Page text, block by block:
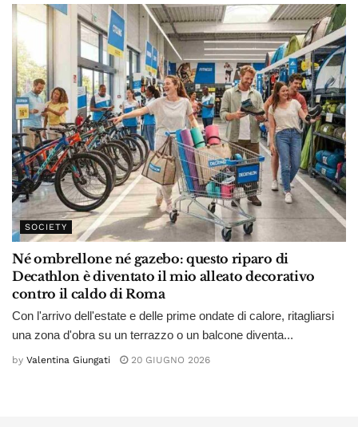
SOCIETY
Né ombrellone né gazebo: questo riparo di
Decathlon è diventato il mio alleato decorativo
contro il caldo di Roma
Con l'arrivo dell'estate e delle prime ondate di calore, ritagliarsi
una zona d'obra su un terrazzo o un balcone diventa...
by Valentina Giungati 20 GIUGNO 2026